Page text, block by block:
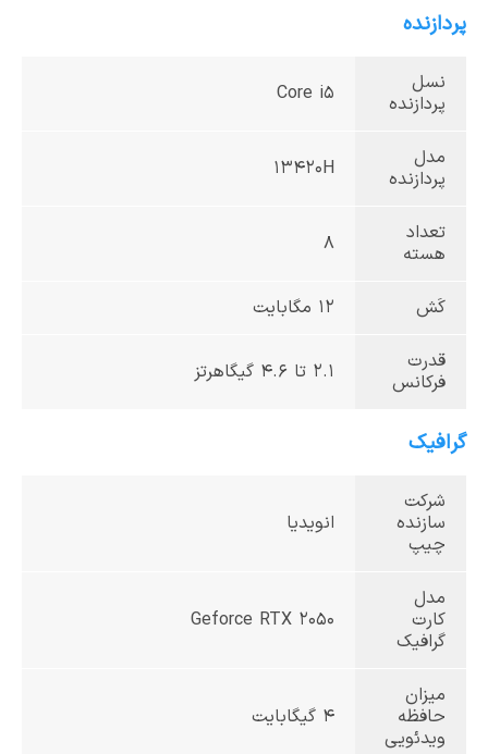
پردازنده
نسل
پردازنده
Core i5
مدل
پردازنده
13420H
تعداد
هسته
8
کَش 12 مگابایت
قدرت
فرکانس
2.1 تا 4.6 گیگاهرتز
گرافیک
شرکت
سازنده
چیپ
انویدیا
مدل
کارت
گرافیک
Geforce RTX 2050
میزان
حافظه
ویدئویی
4 گیگابایت